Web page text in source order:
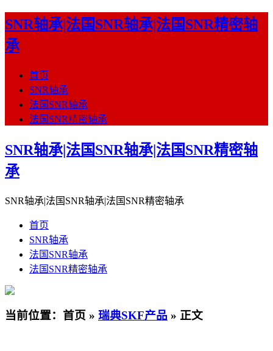
SNR轴承|法国SNR轴承|法国SNR精密轴
承
首页
SNR轴承
法国SNR轴承
法国SNR精密轴承
SNR轴承|法国SNR轴承|法国SNR精密轴
承
SNR轴承|法国SNR轴承|法国SNR精密轴承
首页
SNR轴承
法国SNR轴承
法国SNR精密轴承
当前位置：首页 » 瑞典SKF产品 » 正文